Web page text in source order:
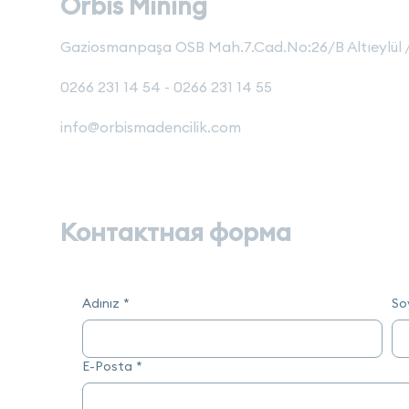
Gaziosmanpaşa OSB Mah.7.Cad.No:26/B Altıeylül
0266 231 14 54 - 0266 231 14 55
info@orbismadencilik.com
Контактная форма
Adınız *
E-Posta *